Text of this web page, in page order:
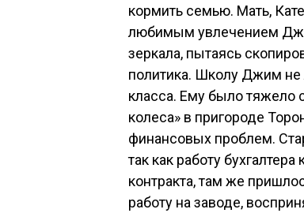
кормить семью. Мать,
любимым увлечением
зеркала, пытаясь
политика. Школу Джим не
класса. Ему было тяжело
колеса» в пригороде
финансовых проблем.
так как работу
контракта, там же
работу на заводе,